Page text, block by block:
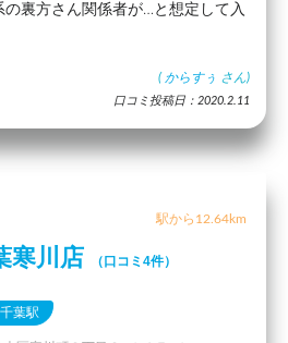
裏方さん関係者が…と想定して入
( からすぅ さん)
口コミ投稿日：2020.2.11
駅から12.64km
寒川店 （口コミ4件）
葉駅